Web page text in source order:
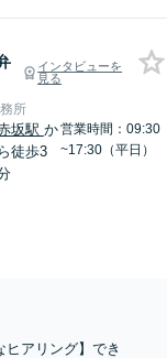
インタビューを
見る
所
坂駅 か
ら徒歩3
営業時間：09:30
~17:30（平日）
ヒアリング】でき